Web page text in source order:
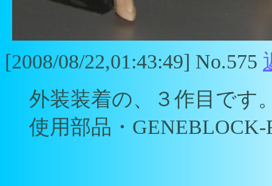
[2008/08/22,01:43:49] No.575
外装装着の、３作目です
使用部品・GENEBLOCK-